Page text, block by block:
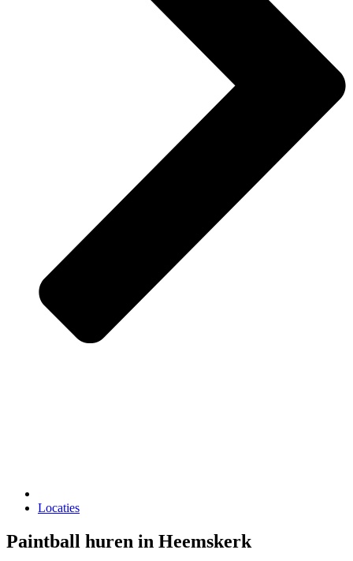
Locaties
Paintball huren in Heemskerk